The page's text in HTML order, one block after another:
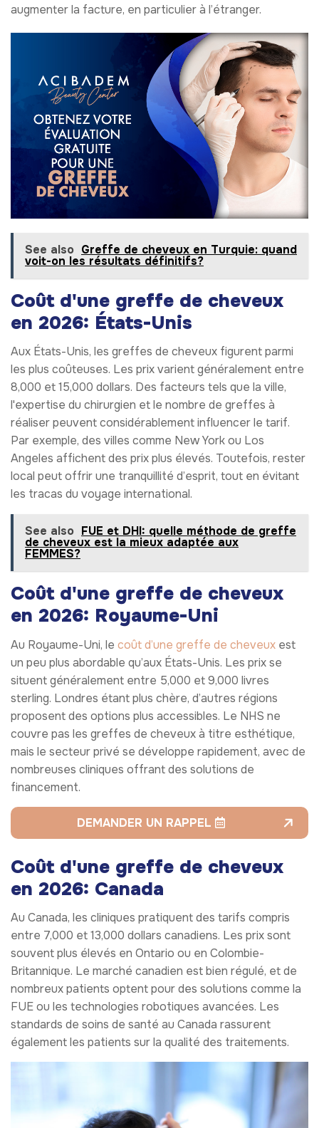
augmenter la facture, en particulier à l’étranger.
See also Greffe de cheveux en Turquie: quand
voit-on les résultats définitifs?
Coût d'une greffe de cheveux
en 2026: États-Unis
Aux États-Unis, les greffes de cheveux figurent parmi
les plus coûteuses. Les prix varient généralement entre
8,000 et 15,000 dollars. Des facteurs tels que la ville,
l'expertise du chirurgien et le nombre de greffes à
réaliser peuvent considérablement influencer le tarif.
Par exemple, des villes comme New York ou Los
Angeles affichent des prix plus élevés. Toutefois, rester
local peut offrir une tranquillité d’esprit, tout en évitant
les tracas du voyage international.
See also FUE et DHI: quelle méthode de greffe
de cheveux est la mieux adaptée aux
FEMMES?
Coût d'une greffe de cheveux
en 2026: Royaume-Uni
Au Royaume-Uni, le coût d’une greffe de cheveux est
un peu plus abordable qu’aux États-Unis. Les prix se
situent généralement entre 5,000 et 9,000 livres
sterling. Londres étant plus chère, d’autres régions
proposent des options plus accessibles. Le NHS ne
couvre pas les greffes de cheveux à titre esthétique,
mais le secteur privé se développe rapidement, avec de
nombreuses cliniques offrant des solutions de
financement.
DEMANDER UN RAPPEL
Coût d'une greffe de cheveux
en 2026: Canada
Au Canada, les cliniques pratiquent des tarifs compris
entre 7,000 et 13,000 dollars canadiens. Les prix sont
souvent plus élevés en Ontario ou en Colombie-
Britannique. Le marché canadien est bien régulé, et de
nombreux patients optent pour des solutions comme la
FUE ou les technologies robotiques avancées. Les
standards de soins de santé au Canada rassurent
également les patients sur la qualité des traitements.